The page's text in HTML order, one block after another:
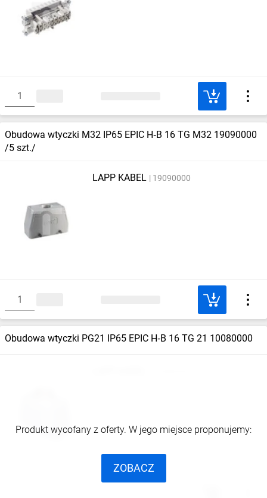
Obudowa wtyczki M32 IP65 EPIC H‑B 16 TG M32 19090000
/5 szt./
LAPP KABEL 19090000
Obudowa wtyczki PG21 IP65 EPIC H‑B 16 TG 21 10080000
Produkt wycofany z oferty. W jego miejsce proponujemy:
ZOBACZ